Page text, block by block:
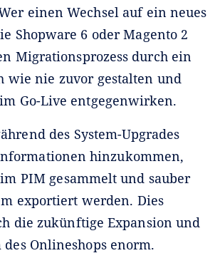
einen Wechsel auf ein neues
Shopware 6 oder Magento 2
Migrationsprozess durch ein
wie nie zuvor gestalten und
Go-Live entgegenwirken.
des System-Upgrades
hinzukommen,
PIM gesammelt und sauber
exportiert werden. Dies
die zukünftige Expansion und
des Onlineshops enorm.